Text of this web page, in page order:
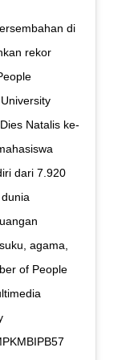
di
rekor
Natalis ke-
dari 7.920
agama,
of People